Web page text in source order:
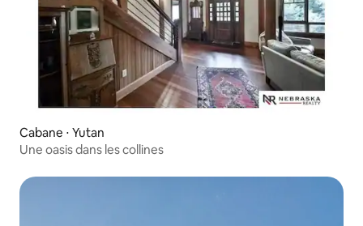
Cabane ⋅ Yutan
Une oasis dans les collines